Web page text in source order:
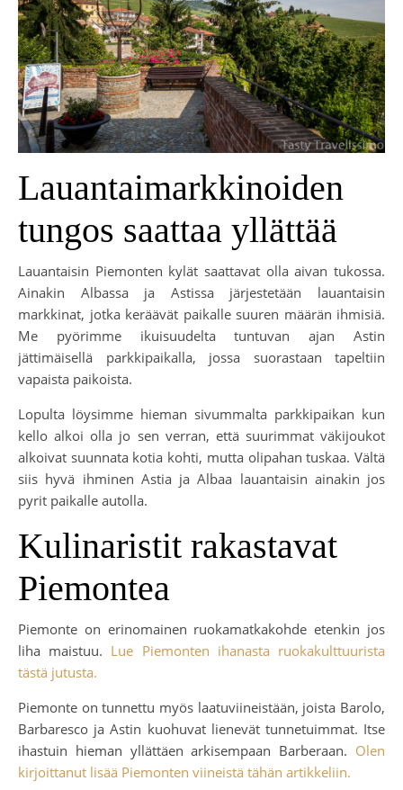
Lauantaimarkkinoiden
tungos saattaa yllättää
Lauantaisin Piemonten kylät saattavat olla aivan tukossa.
Ainakin Albassa ja Astissa järjestetään lauantaisin
markkinat, jotka keräävät paikalle suuren määrän ihmisiä.
Me pyörimme ikuisuudelta tuntuvan ajan Astin
jättimäisellä parkkipaikalla, jossa suorastaan tapeltiin
vapaista paikoista.
Lopulta löysimme hieman sivummalta parkkipaikan kun
kello alkoi olla jo sen verran, että suurimmat väkijoukot
alkoivat suunnata kotia kohti, mutta olipahan tuskaa. Vältä
siis hyvä ihminen Astia ja Albaa lauantaisin ainakin jos
pyrit paikalle autolla.
Kulinaristit rakastavat
Piemontea
Piemonte on erinomainen ruokamatkakohde etenkin jos
liha maistuu. Lue Piemonten ihanasta ruokakulttuurista
tästä jutusta.
Piemonte on tunnettu myös laatuviineistään, joista Barolo,
Barbaresco ja Astin kuohuvat lienevät tunnetuimmat. Itse
ihastuin hieman yllättäen arkisempaan Barberaan. Olen
kirjoittanut lisää Piemonten viineistä tähän artikkeliin.